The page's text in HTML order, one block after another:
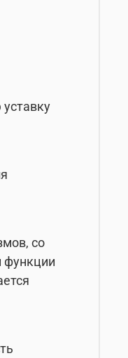
со
функции